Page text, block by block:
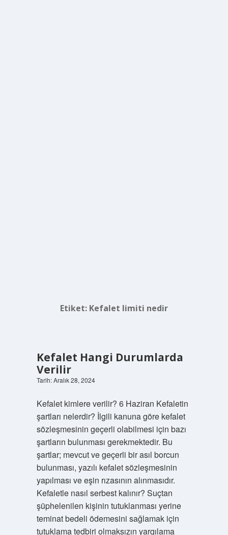
Etiket: Kefalet limiti nedir
Kefalet Hangi Durumlarda
Verilir
Tarih: Aralık 28, 2024
Kefalet kimlere verilir? 6 Haziran Kefaletin
şartları nelerdir? İlgili kanuna göre kefalet
sözleşmesinin geçerli olabilmesi için bazı
şartların bulunması gerekmektedir. Bu
şartlar; mevcut ve geçerli bir asıl borcun
bulunması, yazılı kefalet sözleşmesinin
yapılması ve eşin rızasının alınmasıdır.
Kefaletle nasıl serbest kalınır? Suçtan
şüphelenilen kişinin tutuklanması yerine
teminat bedeli ödemesini sağlamak için
tutuklama tedbiri olmaksızın yargılama